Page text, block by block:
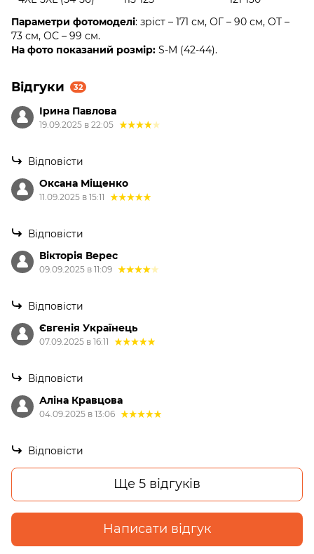
Параметри фотомоделі: зріст – 171 см, ОГ – 90 см, ОТ –
73 см, ОС – 99 см.
На фото показаний розмір: S-M (42-44).
Відгуки 32
Ірина Павлова
19.09.2025 в 22:05
Відповісти
Оксана Міщенко
11.09.2025 в 15:11
Відповісти
Вікторія Верес
09.09.2025 в 11:09
Відповісти
Євгенія Українець
07.09.2025 в 16:11
Відповісти
Аліна Кравцова
04.09.2025 в 13:06
Відповісти
Ще 5 відгуків
Написати відгук